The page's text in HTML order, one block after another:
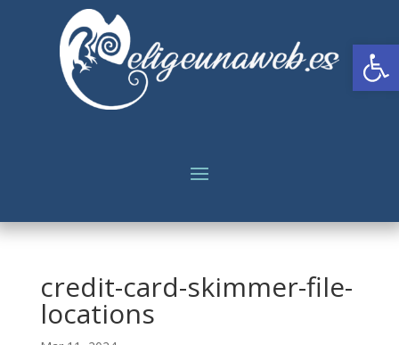
credit-card-skimmer-file-
locations